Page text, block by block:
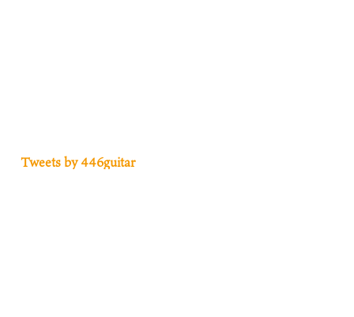
Tweets by 446guitar